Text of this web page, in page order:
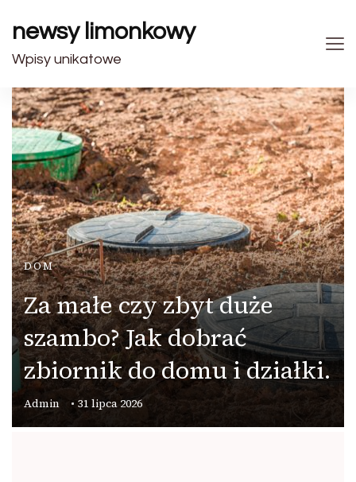
newsy limonkowy
Wpisy unikatowe
DOM
Za małe czy zbyt duże
szambo? Jak dobrać
zbiornik do domu i działki.
Admin 31 lipca 2026